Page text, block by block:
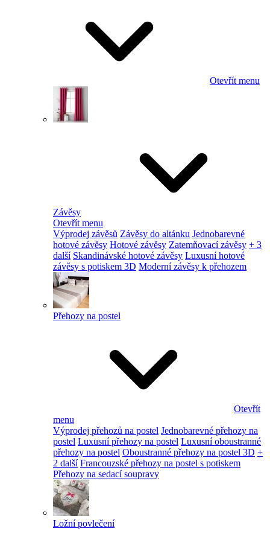
Otevřít menu
Závěsy
Otevřít menu
Výprodej závěsů Závěsy do altánku Jednobarevné
hotové závěsy Hotové závěsy Zatemňovací závěsy + 3
další Skandinávské hotové závěsy Luxusní hotové
závěsy s potiskem 3D Moderní závěsy k přehozem
Přehozy na postel
Otevřít
menu
Výprodej přehozů na postel Jednobarevné přehozy na
postel Luxusní přehozy na postel Luxusní oboustranné
přehozy na postel Oboustranné přehozy na postel 3D +
2 další Francouzské přehozy na postel s potiskem
Přehozy na sedací soupravy
Ložní povlečení